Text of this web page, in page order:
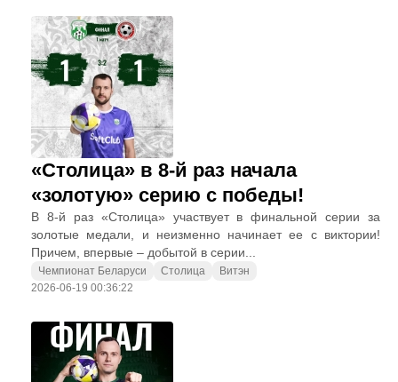
«Столица» в 8-й раз начала
«золотую» серию с победы!
В 8-й раз «Столица» участвует в финальной серии за
золотые медали, и неизменно начинает ее с виктории!
Причем, впервые – добытой в серии...
Чемпионат Беларуси Столица
Витэн
2026-06-19 00:36:22